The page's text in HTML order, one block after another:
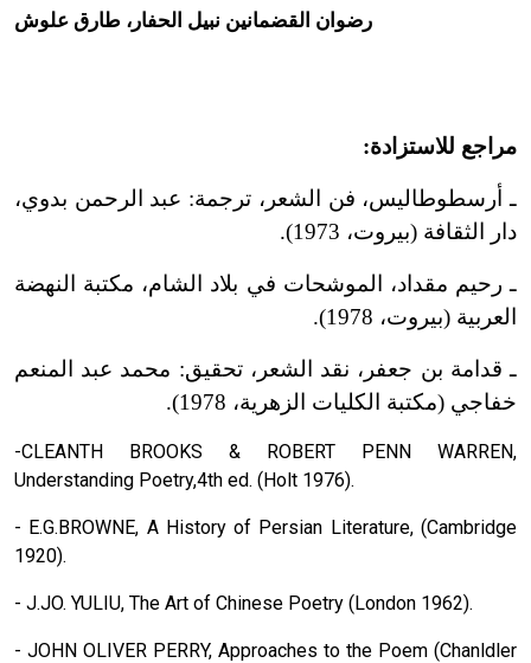
رضوان القضمانين نبيل الحفار، طارق علوش
مراجع للاستزادة:
ـ أرسطوطاليس، فن الشعر، ترجمة: عبد الرحمن بدوي،
دار الثقافة (بيروت، 1973).
ـ رحيم مقداد، الموشحات في بلاد الشام، مكتبة النهضة
العربية (بيروت، 1978).
ـ قدامة بن جعفر، نقد الشعر، تحقيق: محمد عبد المنعم
خفاجي (مكتبة الكليات الزهرية، 1978).
-CLEANTH BROOKS & ROBERT PENN WARREN,
Understanding Poetry,4th ed. (Holt 1976).
- E.G.BROWNE, A History of Persian Literature, (Cambridge
1920).
- J.JO. YULIU, The Art of Chinese Poetry (London 1962).
- JOHN OLIVER PERRY, Approaches to the Poem (Chanldler